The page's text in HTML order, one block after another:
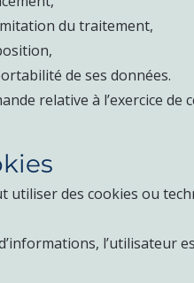
du traitement,
de ses données.
relative à l’exercice
utiliser des cookies ou
l’utilisateur